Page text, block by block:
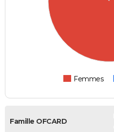
Femmes
Famille OFCARD